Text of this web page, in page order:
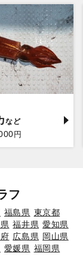
円
フ
福島県 東京都
福井県 愛知県
広島県 岡山県
愛媛県 福岡県